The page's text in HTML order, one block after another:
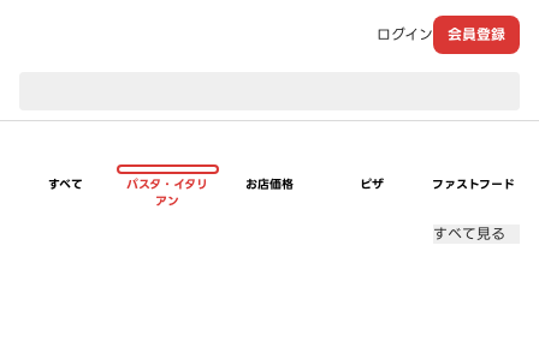
ログイン 会員登録
すべて
パスタ・イタリ
アン
お店価格 ピザ ファストフード
すべて見る